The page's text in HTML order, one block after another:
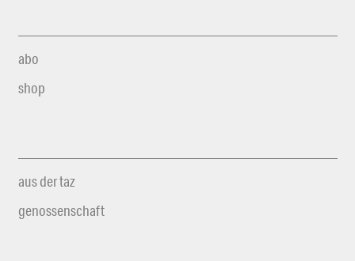
abo
shop
aus der taz
genossenschaft